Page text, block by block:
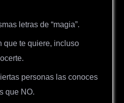
letras de “magia”.
que te quiere, incluso
personas las conoces
que NO.